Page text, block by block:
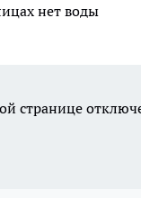
нет воды
странице